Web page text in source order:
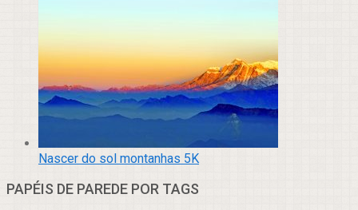
Nascer do sol montanhas 5K
PAPÉIS DE PAREDE POR TAGS